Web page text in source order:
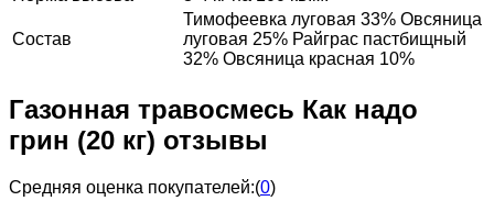
Состав
Тимофеевка луговая 33% Овсяница
луговая 25% Райграс пастбищный
32% Овсяница красная 10%
Газонная травосмесь Как надо
грин (20 кг) отзывы
Средняя оценка покупателей:(0)